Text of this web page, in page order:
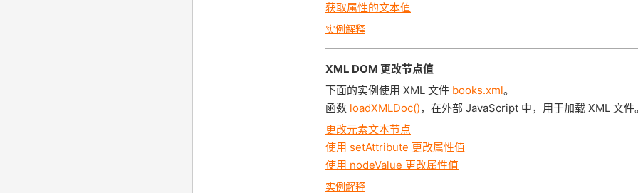
获取属性的文本值
实例解释
XML DOM 更改节点值
下面的实例使用 XML 文件 books.xml。
函数 loadXMLDoc()，在外部 JavaScript 中，用于加载 XML 文件
更改元素文本节点
使用 setAttribute 更改属性值
使用 nodeValue 更改属性值
实例解释